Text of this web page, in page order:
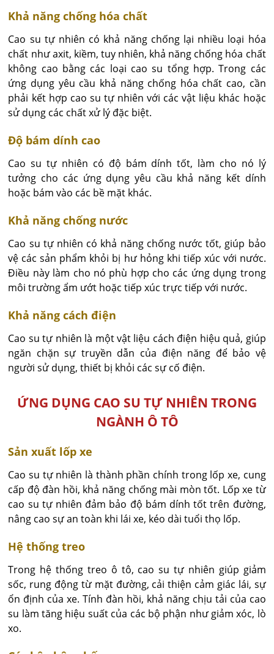
Khả năng chống hóa chất
Cao su tự nhiên có khả năng chống lại nhiều loại hóa
chất như axit, kiềm, tuy nhiên, khả năng chống hóa chất
không cao bằng các loại cao su tổng hợp. Trong các
ứng dụng yêu cầu khả năng chống hóa chất cao, cần
phải kết hợp cao su tự nhiên với các vật liệu khác hoặc
sử dụng các chất xử lý đặc biệt.
Độ bám dính cao
Cao su tự nhiên có độ bám dính tốt, làm cho nó lý
tưởng cho các ứng dụng yêu cầu khả năng kết dính
hoặc bám vào các bề mặt khác.
Khả năng chống nước
Cao su tự nhiên có khả năng chống nước tốt, giúp bảo
vệ các sản phẩm khỏi bị hư hỏng khi tiếp xúc với nước.
Điều này làm cho nó phù hợp cho các ứng dụng trong
môi trường ẩm ướt hoặc tiếp xúc trực tiếp với nước.
Khả năng cách điện
Cao su tự nhiên là một vật liệu cách điện hiệu quả, giúp
ngăn chặn sự truyền dẫn của điện năng để bảo vệ
người sử dụng, thiết bị khỏi các sự cố điện.
ỨNG DỤNG CAO SU TỰ NHIÊN TRONG
NGÀNH Ô TÔ
Sản xuất lốp xe
Cao su tự nhiên là thành phần chính trong lốp xe, cung
cấp độ đàn hồi, khả năng chống mài mòn tốt. Lốp xe từ
cao su tự nhiên đảm bảo độ bám dính tốt trên đường,
nâng cao sự an toàn khi lái xe, kéo dài tuổi thọ lốp.
Hệ thống treo
Trong hệ thống treo ô tô, cao su tự nhiên giúp giảm
sốc, rung động từ mặt đường, cải thiện cảm giác lái, sự
ổn định của xe. Tính đàn hồi, khả năng chịu tải của cao
su làm tăng hiệu suất của các bộ phận như giảm xóc, lò
xo.